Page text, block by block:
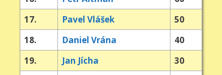
17.
Pavel Vlášek
50
18.
Daniel Vrána
40
19.
Jan Jícha
30